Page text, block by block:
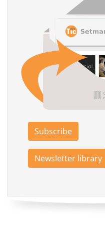
Subscribe
Newsletter library